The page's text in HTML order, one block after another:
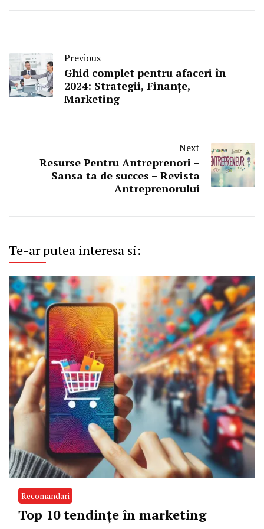
Previous
Ghid complet pentru afaceri în
2024: Strategii, Finanțe,
Marketing
Next
Resurse Pentru Antreprenori –
Sansa ta de succes – Revista
Antreprenorului
Te-ar putea interesa si:
Recomandari
Top 10 tendințe în marketing